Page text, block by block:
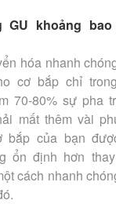
GU khoảng
hóa nhanh
cơ bắp chỉ
70-80% sự pha
mất thêm vài
bắp của bạn
ổn định hơn
cách nhanh